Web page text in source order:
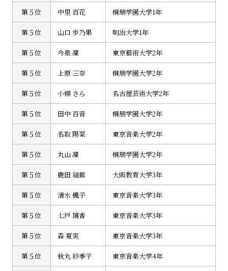
第５位 中里 百花 桐朋学園大学1年
第５位 山口 歩乃果 明治大学1年
第５位 今泉 凜 東京藝術大学2年
第５位 上原 三奈 桐朋学園大学2年
第５位 小柳 さら 名古屋芸術大学2年
第５位 田中 百音 桐朋学園大学2年
第５位 名取 陽菜 東京音楽大学2年
第５位 丸山 凜 桐朋学園大学2年
第５位 鹿田 結都 大阪教育大学3年
第５位 清水 楓子 東京音楽大学3年
第５位 七戸 璃香 東京音楽大学3年
第５位 森 夏実 東京音楽大学3年
第５位 秋丸 紗季子 東京音楽大学4年